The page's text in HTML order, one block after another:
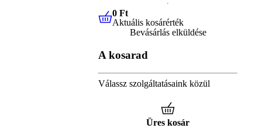
0 FtAktuális kosárérték
0 Ft
Aktuális kosárérték
Bevásárlás elküldése
A kosarad
Válassz szolgáltatásaink közül
Üres kosár